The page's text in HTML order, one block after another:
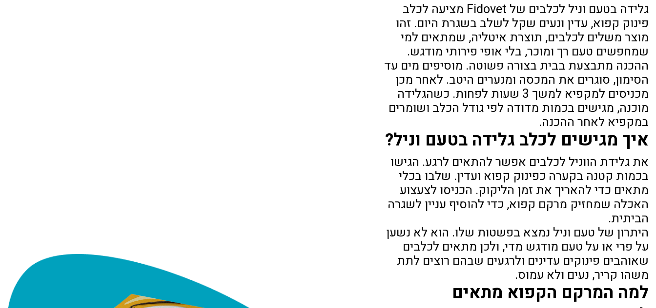
גלידה בטעם וניל לכלבים של Fidovet מציעה לכלב
פינוק קפוא, עדין ונעים שקל לשלב בשגרת היום. זהו
מוצר משלים לכלבים, תוצרת איטליה, שמתאים למי
שמחפשים טעם רך ומוכר, בלי אופי פירותי מודגש.
ההכנה מתבצעת בבית בצורה פשוטה. מוסיפים מים עד
הסימון, סוגרים את המכסה ומנערים היטב. לאחר מכן
מכניסים למקפיא למשך 3 שעות לפחות. כשהגלידה
מוכנה, מגישים בכמות מדודה לפי גודל הכלב ושומרים
במקפיא לאחר ההכנה.
איך מגישים לכלב גלידה בטעם וניל?
את גלידת הווניל לכלבים אפשר להתאים לרגע. הגישו
בכמות קטנה בקערה כפינוק קפוא ועדין. שלבו בכלי
מתאים כדי להאריך את זמן הליקוק. הכניסו לצעצוע
האכלה שמחזיק מרקם קפוא, כדי להוסיף עניין לשגרה
הביתית.
היתרון של טעם וניל נמצא בפשטות שלו. הוא לא נשען
על פרי או על טעם מודגש מדי, ולכן מתאים לכלבים
שאוהבים פינוקים עדינים ולרגעים שבהם רוצים לתת
משהו קריר, נעים ולא עמוס.
למה המרקם הקפוא מתאים